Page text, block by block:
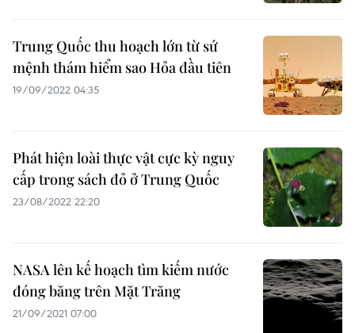
Trung Quốc thu hoạch lớn từ sứ
mệnh thám hiểm sao Hỏa đầu tiên
19/09/2022 04:35
Phát hiện loài thực vật cực kỳ nguy
cấp trong sách đỏ ở Trung Quốc
23/08/2022 22:20
NASA lên kế hoạch tìm kiếm nước
đóng băng trên Mặt Trăng
21/09/2021 07:00